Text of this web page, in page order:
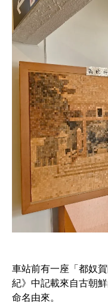
車站前有一座「都奴
紀》中記載來自古朝
命名由來。